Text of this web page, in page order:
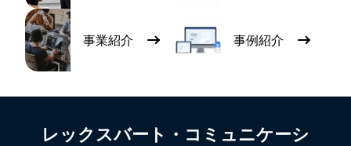
事業紹介 事例紹介
レックスバート・コミュニケーシ